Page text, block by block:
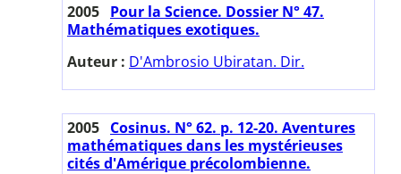
2005 Pour la Science. Dossier N° 47.
Mathématiques exotiques.
Auteur : D'Ambrosio Ubiratan. Dir.
2005 Cosinus. N° 62. p. 12-20. Aventures
mathématiques dans les mystérieuses
cités d'Amérique précolombienne.